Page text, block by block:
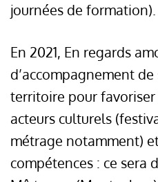
journées de formation).
En 2021, En regards
d’accompagnement
territoire pour
acteurs culturels
métrage notamment)
compétences : ce sera